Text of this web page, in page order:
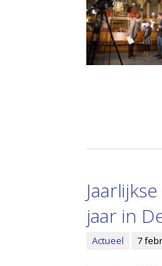
jaar in
Actueel 7